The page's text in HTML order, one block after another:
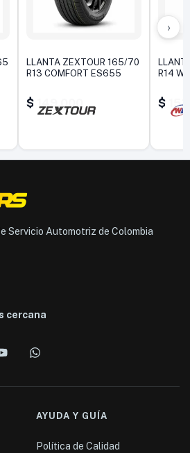
LLANTA ZEXTOUR 165/70
R13 COMFORT ES655
$
R14
$
›
Servicio Automotriz de Colombia
cercana
AYUDA Y GUÍA
Política de Calidad